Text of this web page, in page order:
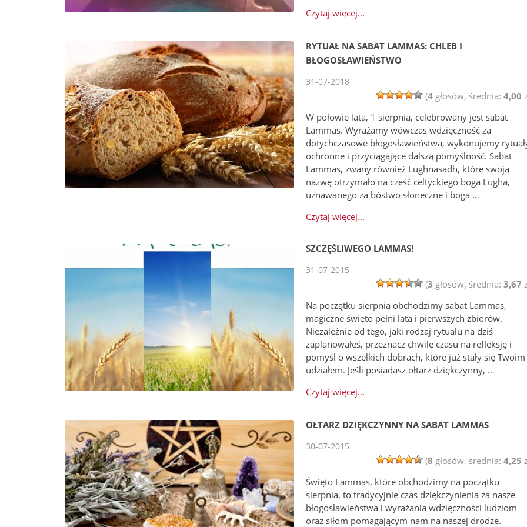
Czytaj więcej...
RYTUAŁ NA SABAT LAMMAS: CHLEB I
BŁOGOSŁAWIEŃSTWO
31-07-2018
(4 głosów, średnia:4,00
W połowie lata, 1 sierpnia, celebrowany jest sabat
Lammas. Wyrażamy wówczas wdzięczność za
dotychczasowe błogosławieństwa, wykonujemy
ochronne i przyciągające dalszą pomyślność. Sabat
Lammas, zwany również Lughnasadh, które swoją
nazwę otrzymało na cześć celtyckiego boga Lugha,
uznawanego za bóstwo słoneczne i boga …
Czytaj więcej...
SZCZĘŚLIWEGO LAMMAS!
31-07-2015
(3 głosów, średnia:3,67
Na początku sierpnia obchodzimy sabat Lammas,
magiczne święto pełni lata i pierwszych zbiorów.
Niezależnie od tego, jaki rodzaj rytuału na dziś
zaplanowałeś, przeznacz chwilę czasu na refleksję i
pomyśl o wszelkich dobrach, które już stały się Twoim
udziałem. Jeśli posiadasz ołtarz dziękczynny, …
Czytaj więcej...
OŁTARZ DZIĘKCZYNNY NA SABAT LAMMAS
30-07-2015
(8 głosów, średnia:4,25
Święto Lammas, które obchodzimy na początku
sierpnia, to tradycyjnie czas dziękczynienia za nasze
błogosławieństwa i wyrażania wdzięczności ludziom
oraz siłom pomagającym nam na naszej drodze.